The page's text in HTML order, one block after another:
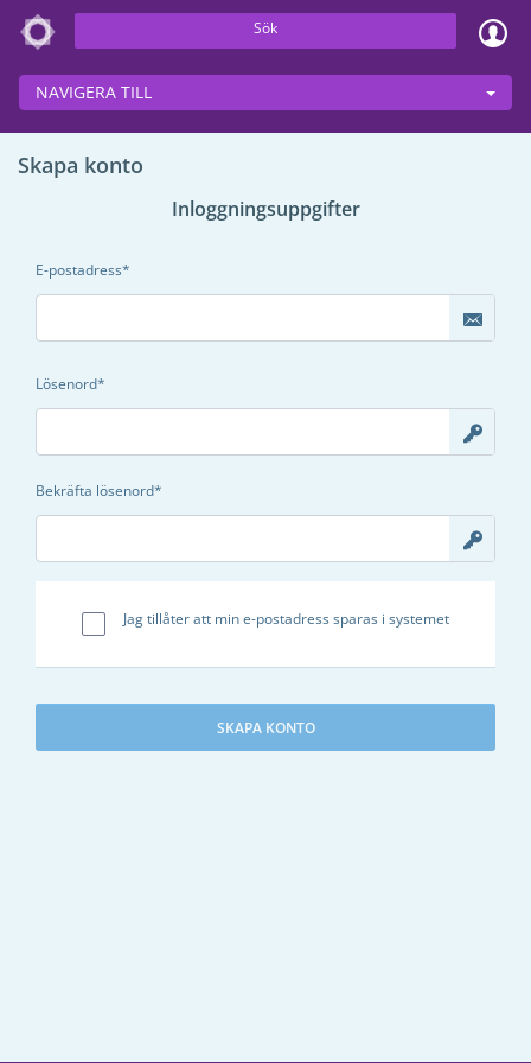
Sök
NAVIGERA TILL
Skapa konto
Inloggningsuppgifter
E-postadress
Lösenord
Bekräfta lösenord
Jag tillåter att min e-postadress sparas i systemet
SKAPA KONTO